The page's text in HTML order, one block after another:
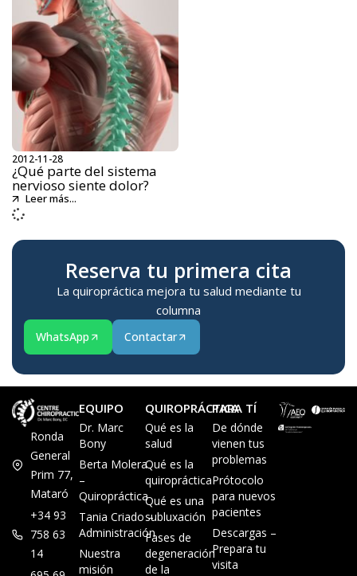
2012-11-28
¿Qué parte del sistema
nervioso siente dolor?
Leer más...
Reserva tu primera cita
La quiropráctica mejora tu salud mediante tu
columna
WhatsApp Contactar
Ronda
General
Prim 77,
Mataró
+34 93
758 63
14
EQUIPO
Dr. Marc
Bony
Berta Molera
–
Quiropráctica
Tania Criado –
Administración
Nuestra
misión
QUIROPRÁCTICA
Qué es la
salud
Qué es la
quiropráctica
Qué es una
subluxación
Fases de
degeneración
de la
PARA TÍ
De dónde
vienen tus
problemas
Prótocolo
para nuevos
pacientes
Descargas –
Prepara tu
visita